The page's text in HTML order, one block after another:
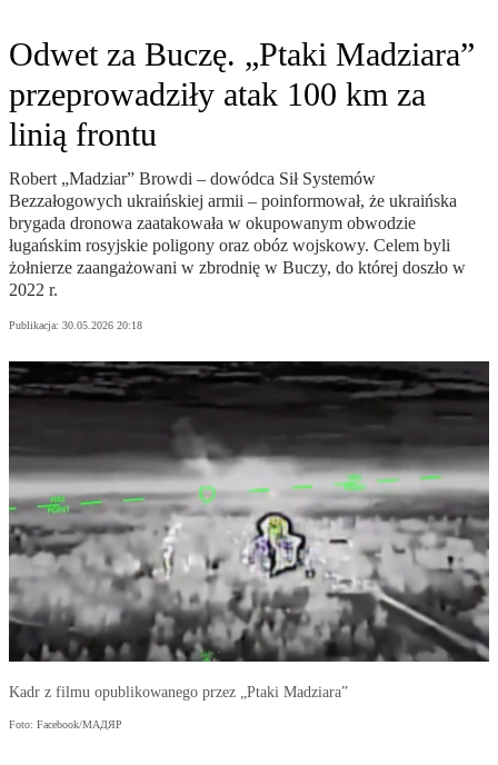
Odwet za Buczę. „Ptaki Madziara”
przeprowadziły atak 100 km za
linią frontu
Robert „Madziar” Browdi – dowódca Sił Systemów
Bezzałogowych ukraińskiej armii – poinformował, że ukraińska
brygada dronowa zaatakowała w okupowanym obwodzie
ługańskim rosyjskie poligony oraz obóz wojskowy. Celem byli
żołnierze zaangażowani w zbrodnię w Buczy, do której doszło w
2022 r.
Publikacja: 30.05.2026 20:18
Kadr z filmu opublikowanego przez „Ptaki Madziara”
Foto: Facebook/МАДЯР